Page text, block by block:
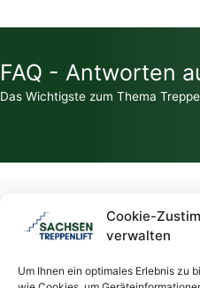
Cookie-
verwalten
Um Ihnen ein optimales Erlebnis zu
FAQ - Antworten
Das Wichtigste zum Thema